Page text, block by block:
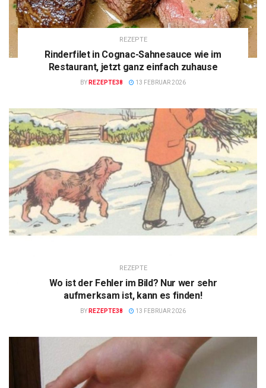
REZEPTE
Rinderfilet in Cognac-Sahnesauce wie im
Restaurant, jetzt ganz einfach zuhause
BY REZEPTE38 13 FEBRUAR 2026
REZEPTE
Wo ist der Fehler im Bild? Nur wer sehr
aufmerksam ist, kann es finden!
BY REZEPTE38 13 FEBRUAR 2026